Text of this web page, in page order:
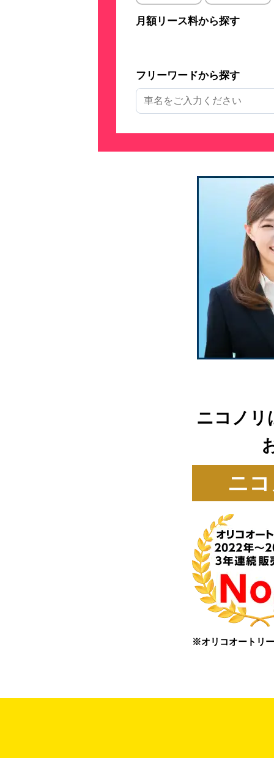
月額リース料から探す
フリーワードから探す
ニコノリ
ニ
※オリコオートリ